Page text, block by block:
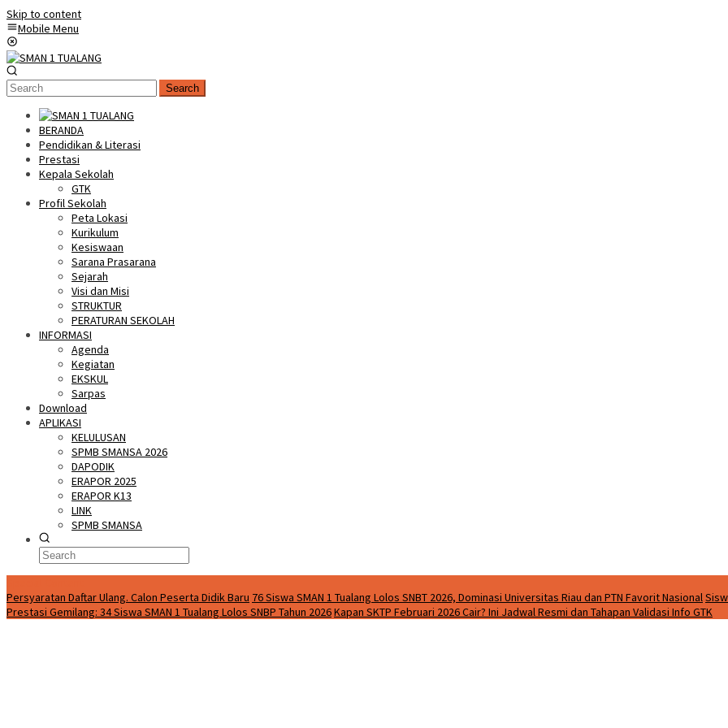
Skip to content
Mobile Menu
Search
BERANDA
Pendidikan & Literasi
Prestasi
Kepala Sekolah
GTK
Profil Sekolah
Peta Lokasi
Kurikulum
Kesiswaan
Sarana Prasarana
Sejarah
Visi dan Misi
STRUKTUR
PERATURAN SEKOLAH
INFORMASI
Agenda
Kegiatan
EKSKUL
Sarpas
Download
APLIKASI
KELULUSAN
SPMB SMANSA 2026
DAPODIK
ERAPOR 2025
ERAPOR K13
LINK
SPMB SMANSA
Persyaratan Daftar Ulang. Calon Peserta Didik Baru 76 Siswa SMAN 1 Tualang Lolos SNBT 2026, Dominasi Universitas Riau dan PTN Favorit Nasional
Prestasi Gemilang: 34 Siswa SMAN 1 Tualang Lolos SNBP Tahun 2026Kapan SKTP Februari 2026 Cair? Ini Jadwal Resmi dan Tahapan Validasi Info GTK